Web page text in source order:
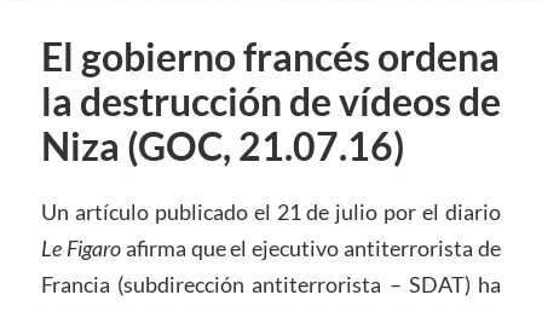
El gobierno francés ordena
la destrucción de vídeos de
Niza (GOC, 21.07.16)
Un artículo publicado el 21 de julio por el diario
Le Figaroafirma que el ejecutivo antiterrorista de
Francia (subdirección antiterrorista – SDAT) ha